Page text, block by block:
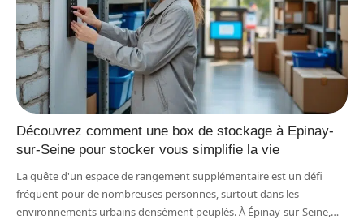
Découvrez comment une box de stockage à Epinay-
sur-Seine pour stocker vous simplifie la vie
La quête d'un espace de rangement supplémentaire est un défi
fréquent pour de nombreuses personnes, surtout dans les
environnements urbains densément peuplés. À Épinay-sur-Seine,…